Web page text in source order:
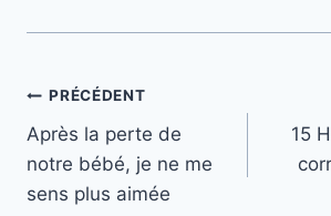
Navigation
de
l’article
PRÉCÉDENT
Après la perte de
notre bébé, je ne me
sens plus aimée
15